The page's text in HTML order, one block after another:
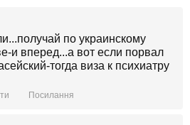
по украинскому
и вперед...а вот если порвал
тогда виза к психиатру
Посилання